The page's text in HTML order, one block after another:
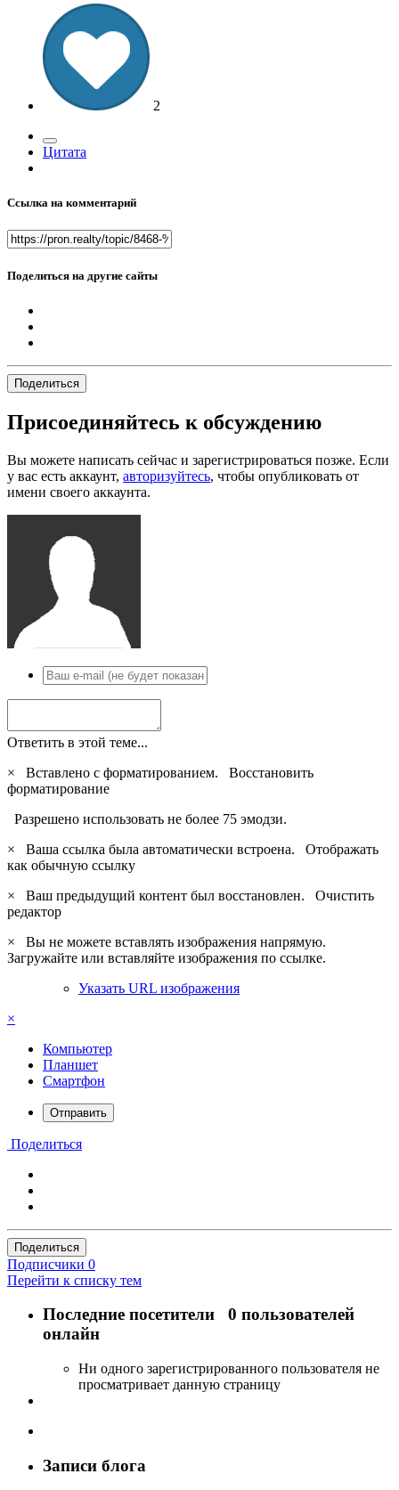
2
Цитата
Ссылка на комментарий
Поделиться на другие сайты
Поделиться
Присоединяйтесь к обсуждению
Вы можете написать сейчас и зарегистрироваться позже. Если
у вас есть аккаунт, авторизуйтесь, чтобы опубликовать от
имени своего аккаунта.
Ответить в этой теме...
×
Вставлено с форматированием. Восстановить
форматирование
Разрешено использовать не более 75 эмодзи.
×
Ваша ссылка была автоматически встроена. Отображать
как обычную ссылку
×
Ваш предыдущий контент был восстановлен. Очистить
редактор
×
Вы не можете вставлять изображения напрямую.
Загружайте или вставляйте изображения по ссылке.
Указать URL изображения
×
Компьютер
Планшет
Смартфон
Отправить
Поделиться
Поделиться
Подписчики 0
Перейти к списку тем
Последние посетители 0 пользователей
онлайн
Ни одного зарегистрированного пользователя не
просматривает данную страницу
Записи блога